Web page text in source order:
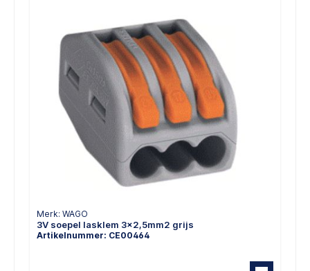
Merk: WAGO
3V soepel lasklem 3x2,5mm2 grijs
Artikelnummer: CE00464